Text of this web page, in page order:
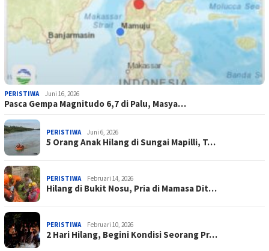
PERISTIWA Juni 16, 2026
Pasca Gempa Magnitudo 6,7 di Palu, Masya…
PERISTIWA Juni 6, 2026
5 Orang Anak Hilang di Sungai Mapilli, T…
PERISTIWA Februari 14, 2026
Hilang di Bukit Nosu, Pria di Mamasa Dit…
PERISTIWA Februari 10, 2026
2 Hari Hilang, Begini Kondisi Seorang Pr…